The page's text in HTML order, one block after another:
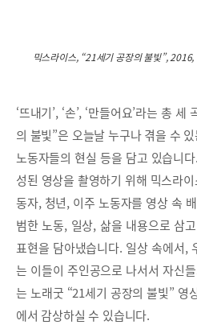
믹스라이스, “21세기 공장의 불빛”,
‘뜨내기’, ‘손’, ‘만들어요’라는 총
의 불빛”은 오늘날 누구나 겪을 수
노동자들의 현실 등을 담고 있습니
성된 영상을 촬영하기 위해 믹스라
동자, 청년, 이주 노동자를 영상 속
범한 노동, 일상, 삶을 내용으로 삼
표현을 담아냈습니다. 일상 속에서,
는 이들이 주인공으로 나서서 자신
는 노래굿 “21세기 공장의 불빛” 영
에서 감상하실 수 있습니다.